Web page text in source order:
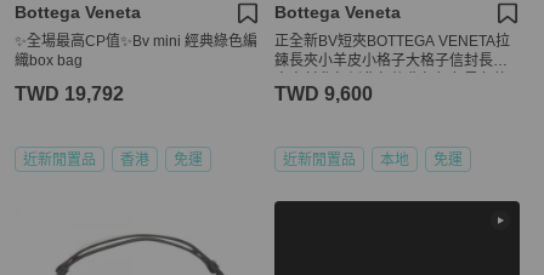
Bottega Veneta
✨全場最高CP值✨Bv mini 經典綠色編
織box bag
TWD 19,792
近新閒置品 香港 免運
Bottega Veneta
正全新BV短夾BOTTEGA VENETA拉
鍊長夾小羊皮小格子大格子信封長夾
燥玫瑰粉藍色二手
TWD 9,600
近新閒置品 本地 免運